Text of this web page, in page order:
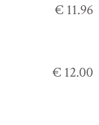
€ 11.96
€ 12.00